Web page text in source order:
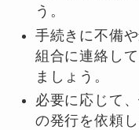
う。
手続きに不備
組合に連絡し
ましょう。
必要に応じて
の発行を依頼し